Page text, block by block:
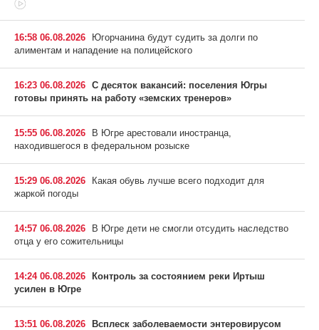
16:58 06.08.2026
Югорчанина будут судить за долги по
алиментам и нападение на полицейского
16:23 06.08.2026 С десяток вакансий: поселения Югры
готовы принять на работу «земских тренеров»
15:55 06.08.2026
В Югре арестовали иностранца,
находившегося в федеральном розыске
15:29 06.08.2026
Какая обувь лучше всего подходит для
жаркой погоды
14:57 06.08.2026
В Югре дети не смогли отсудить наследство
отца у его сожительницы
14:24 06.08.2026 Контроль за состоянием реки Иртыш
усилен в Югре
13:51 06.08.2026 Всплеск заболеваемости энтеровирусом